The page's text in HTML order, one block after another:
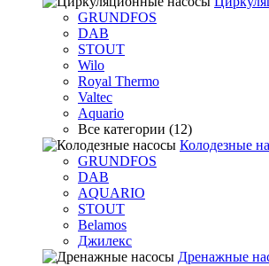
GRUNDFOS
DAB
STOUT
Wilo
Royal Thermo
Valtec
Aquario
Все категории (12)
Колодезные
GRUNDFOS
DAB
AQUARIO
STOUT
Belamos
Джилекс
Дренажные